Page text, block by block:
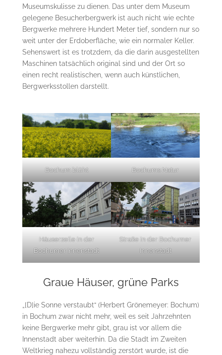
Museumskulisse zu dienen. Das unter dem Museum
gelegene Besucherbergwerk ist auch nicht wie echte
Bergwerke mehrere Hundert Meter tief, sondern nur so
weit unter der Erdoberfläche, wie ein normaler Keller.
Sehenswert ist es trotzdem, da die darin ausgestellten
Maschinen tatsächlich original sind und der Ort so
einen recht realistischen, wenn auch künstlichen,
Bergwerksstollen darstellt.
Bochum blüht Bochums Natur
Häuserzeile in der
Bochumer Innenstadt
Straße in der Bochumer
Innenstadt
Graue Häuser, grüne Parks
„[D]ie Sonne verstaubt“ (Herbert Grönemeyer: Bochum)
in Bochum zwar nicht mehr, weil es seit Jahrzehnten
keine Bergwerke mehr gibt, grau ist vor allem die
Innenstadt aber weiterhin. Da die Stadt im Zweiten
Weltkrieg nahezu vollständig zerstört wurde, ist die